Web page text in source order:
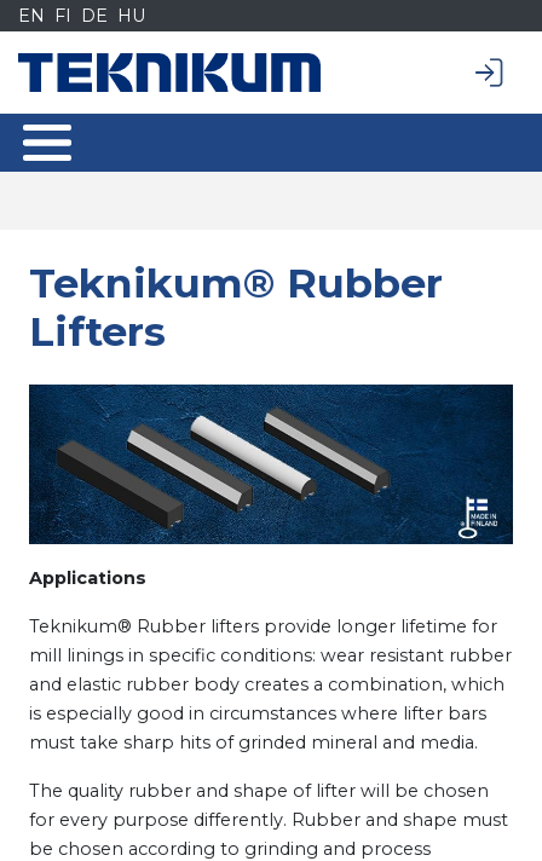
Siirry
sisältöön
EN FI DE HU
Teknikum® Rubber
Lifters
Applications
Teknikum® Rubber lifters provide longer lifetime for
mill linings in specific conditions: wear resistant rubber
and elastic rubber body creates a combination, which
is especially good in circumstances where lifter bars
must take sharp hits of grinded mineral and media.
The quality rubber and shape of lifter will be chosen
for every purpose differently. Rubber and shape must
be chosen according to grinding and process